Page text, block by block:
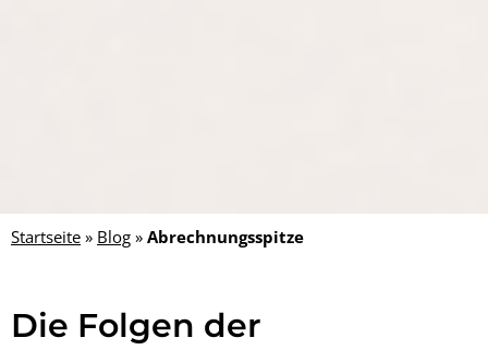
Startseite » Blog » Abrechnungsspitze
Die Folgen der